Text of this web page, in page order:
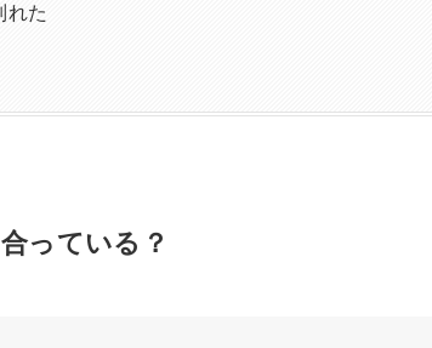
れた
っている？